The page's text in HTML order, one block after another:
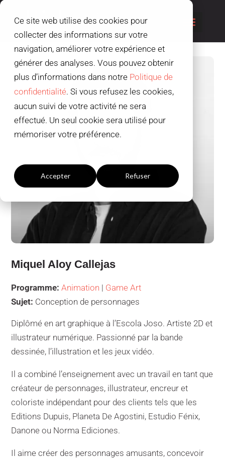
Ce site web utilise des cookies pour
collecter des informations sur votre
navigation, améliorer votre expérience et
générer des analyses. Vous pouvez obtenir
plus d’informations dans notre Politique de
confidentialité. Si vous refusez les cookies,
aucun suivi de votre activité ne sera
effectué. Un seul cookie sera utilisé pour
mémoriser votre préférence.
Accepter Refuser
Miquel Aloy Callejas
Programme: Animation | Game Art
Sujet: Conception de personnages
Diplômé en art graphique à l’Escola Joso. Artiste 2D et
illustrateur numérique. Passionné par la bande
dessinée, l’illustration et les jeux vidéo.
Il a combiné l’enseignement avec un travail en tant que
créateur de personnages, illustrateur, encreur et
coloriste indépendant pour des clients tels que les
Editions Dupuis, Planeta De Agostini, Estudio Fénix,
Danone ou Norma Ediciones.
Il aime créer des personnages amusants, concevoir